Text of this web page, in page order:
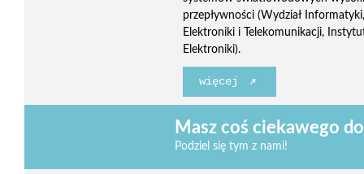
przepływności (Wydział Informatyki,
Elektroniki i Telekomunikacji,
Elektroniki).
więcej
Masz coś ciekawego
Podziel się tym z nami!